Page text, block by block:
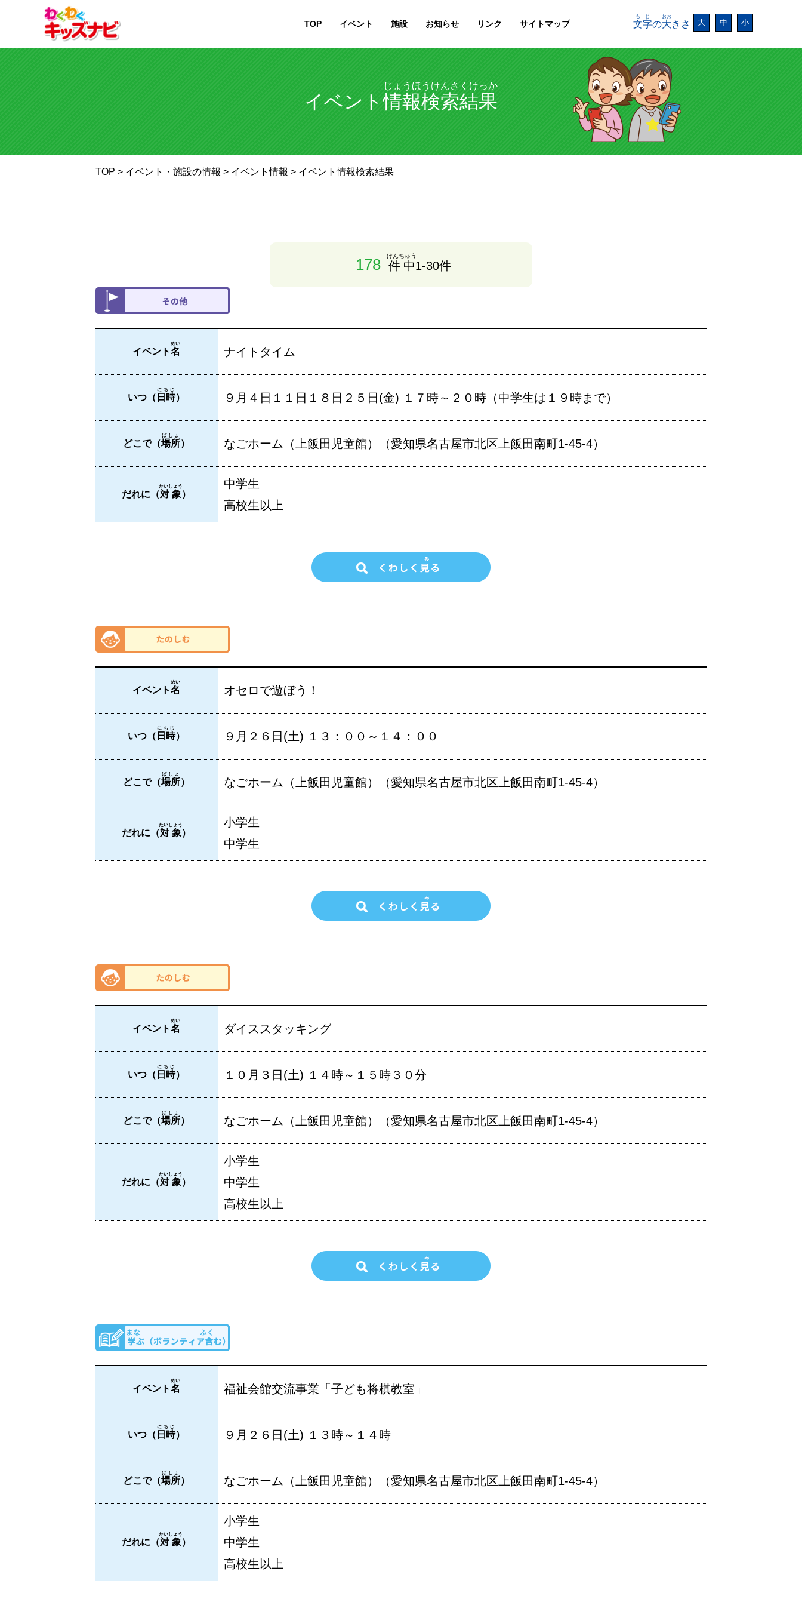
TOP イベント 施設 お知らせ リンク サイトマップ 文字
もじ
の大
おお
きさ 大 中 小
イベント情報検索結果
じょうほうけんさくけっか
TOP > イベント・施設の情報 > イベント情報 > イベント情報検索結果
178 件中
けんちゅう
1-30件
イベント名
めい
ナイトタイム
いつ（ 日時
にちじ
） ９月４日１１日１８日２５日(金) １７時～２０時（中学生は１９時まで）
どこで（場所
ばしょ
） なごホーム（上飯田児童館）（愛知県名古屋市北区上飯田南町1-45-4）
だれに（対象
たいしょう
）
中学生
高校生以上
イベント名
めい
オセロで遊ぼう！
いつ（ 日時
にちじ
） ９月２６日(土) １３：００～１４：００
どこで（場所
ばしょ
） なごホーム（上飯田児童館）（愛知県名古屋市北区上飯田南町1-45-4）
だれに（対象
たいしょう
）
小学生
中学生
イベント名
めい
ダイススタッキング
いつ（ 日時
にちじ
） １０月３日(土) １４時～１５時３０分
どこで（場所
ばしょ
） なごホーム（上飯田児童館）（愛知県名古屋市北区上飯田南町1-45-4）
だれに（対象
たいしょう
）
小学生
中学生
高校生以上
イベント名
めい
福祉会館交流事業「子ども将棋教室」
いつ（ 日時
にちじ
） ９月２６日(土) １３時～１４時
どこで（場所
ばしょ
） なごホーム（上飯田児童館）（愛知県名古屋市北区上飯田南町1-45-4）
だれに（対象
たいしょう
）
小学生
中学生
高校生以上